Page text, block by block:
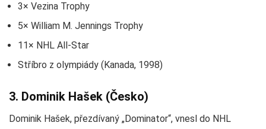
3× Vezina Trophy
5× William M. Jennings Trophy
11× NHL All-Star
Stříbro z olympiády (Kanada, 1998)
3. Dominik Hašek (Česko)
Dominik Hašek, přezdívaný „Dominator“, vnesl do NHL